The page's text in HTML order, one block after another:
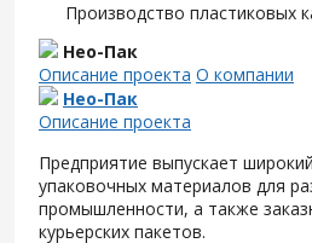
Производство пластиковых
Нео-Пак
Описание проекта О компании
Нео-Пак
Описание проекта
Предприятие выпускает
упаковочных материалов для
промышленности, а также
курьерских пакетов.